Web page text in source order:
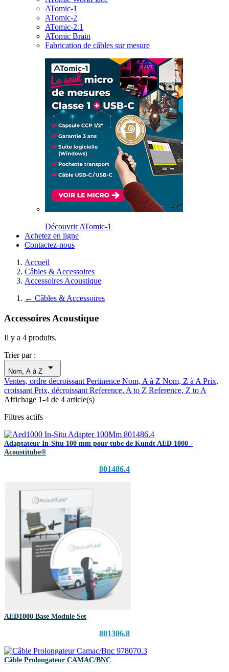
ATomic-1
ATomic-2
ATomic-2.1
ATomic Brain
Fabrication de câbles sur mesure
Découvrir ATomic-1
Achetez en ligne
Contactez-nous
Accueil
Câbles & Accessoires
Accessoires Acoustique
← Câbles & Accessoires
Accessoires Acoustique
Il y a 4 produits.
Trier par :
Nom, A à Z 
Ventes, ordre décroissantPertinence Nom, A à Z Nom, Z à APrix,
croissantPrix, décroissantReference, A to Z Reference, Z to A
Affichage 1-4 de 4 article(s)
Filtres actifs
Adaptateur In-Situ 100 mm pour tube de Kundt AED 1000 -
Acoustitube®
801486.4
AED1000 Base Module Set
801306.8
Câble Prolongateur CAMAC/BNC